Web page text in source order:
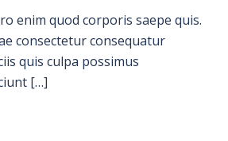
enim quod corporis saepe quis.
consectetur consequatur
quis culpa possimus
[…]